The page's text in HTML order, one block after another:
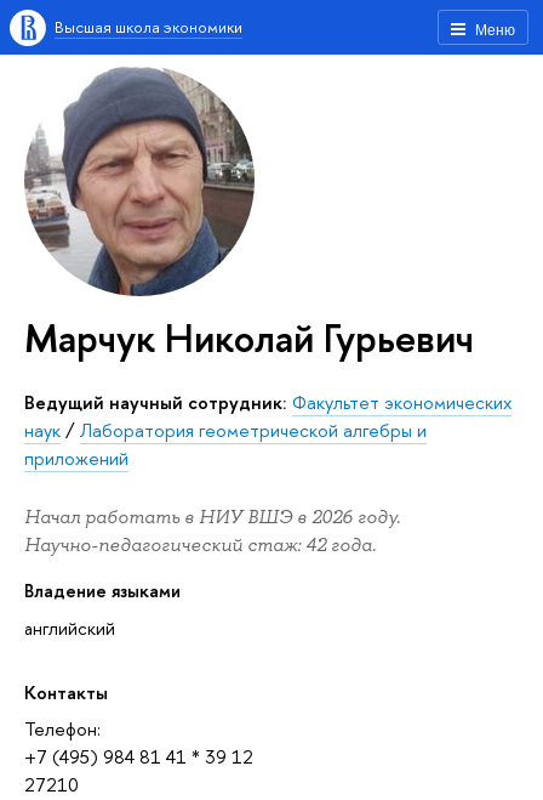
Меню
Высшая школа экономики
Марчук Николай Гурьевич
Ведущий научный сотрудник: Факультет экономических
наук/Лаборатория геометрической алгебры и
приложений
Начал работать в НИУ ВШЭ в 2026 году.
Научно-педагогический стаж: 42 года.
Владение языками
английский
Контакты
Телефон:
+7 (495) 984 81 41 * 39 12
27210